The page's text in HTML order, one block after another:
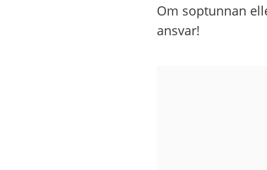
Om soptunnan
ansvar!